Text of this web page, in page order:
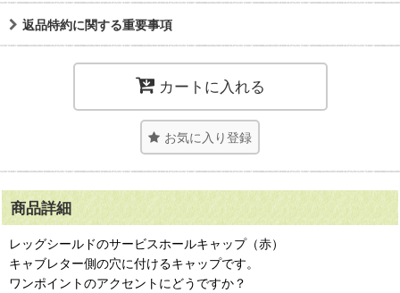
返品特約に関する重要事項
カートに入れる
お気に入り登録
商品詳細
レッグシールドのサービスホールキャップ（赤）
キャブレター側の穴に付けるキャップです。
ワンポイントのアクセントにどうですか？